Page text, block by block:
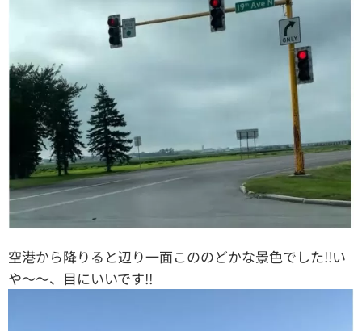
空港から降りると辺り一面こののどかな景色でした!!い
や〜〜、目にいいです!!